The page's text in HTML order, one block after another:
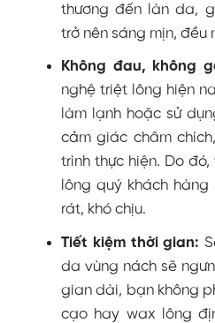
thương đến làn da,
trở nên sáng mịn, đều
Không đau, không
nghệ triệt lông hiện
làm lạnh hoặc sử
cảm giác châm
trình thực hiện. Do
lông quý khách
rát, khó chịu.
Tiết kiệm thời gian:
da vùng nách sẽ
gian dài, bạn không
cạo hay wax lông